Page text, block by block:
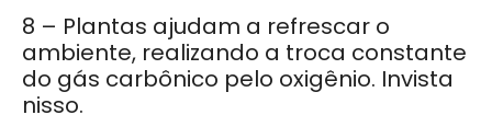
8 – Plantas ajudam a refrescar o
ambiente, realizando a troca constante
do gás carbônico pelo oxigênio. Invista
nisso.